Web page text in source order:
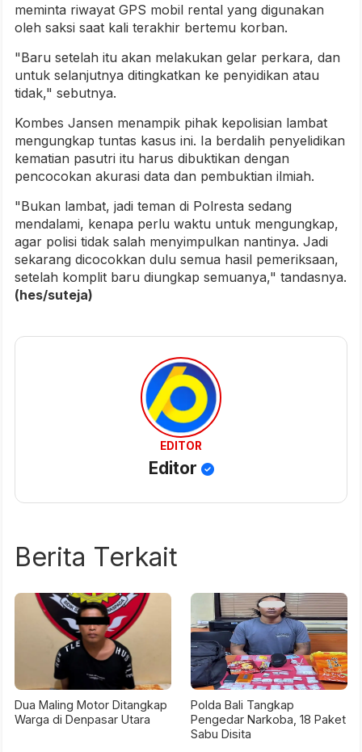
meminta riwayat GPS mobil rental yang digunakan
oleh saksi saat kali terakhir bertemu korban.
"Baru setelah itu akan melakukan gelar perkara, dan
untuk selanjutnya ditingkatkan ke penyidikan atau
tidak," sebutnya.
Kombes Jansen menampik pihak kepolisian lambat
mengungkap tuntas kasus ini. Ia berdalih penyelidikan
kematian pasutri itu harus dibuktikan dengan
pencocokan akurasi data dan pembuktian ilmiah.
"Bukan lambat, jadi teman di Polresta sedang
mendalami, kenapa perlu waktu untuk mengungkap,
agar polisi tidak salah menyimpulkan nantinya. Jadi
sekarang dicocokkan dulu semua hasil pemeriksaan,
setelah komplit baru diungkap semuanya," tandasnya.
(hes/suteja)
EDITOR
Editor
Berita Terkait
Dua Maling Motor Ditangkap
Warga di Denpasar Utara
Polda Bali Tangkap
Pengedar Narkoba, 18 Paket
Sabu Disita